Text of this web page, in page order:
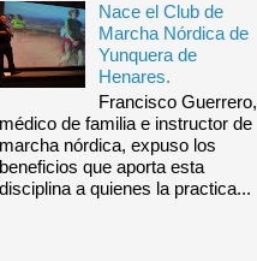
Nace el Club de
Marcha Nórdica de
Yunquera de
Henares.
Francisco Guerrero,
médico de familia e instructor de
marcha nórdica, expuso los
beneficios que aporta esta
disciplina a quienes la practica...